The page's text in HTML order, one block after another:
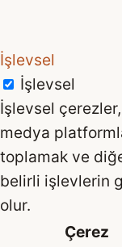
İşlevsel
İşlevsel
İşlevsel
medya
toplamak ve
belirli işlevlerin
olur.
Çerez